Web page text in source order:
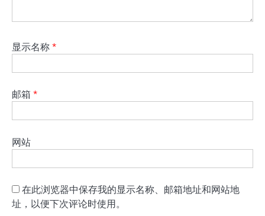
显示名称 *
邮箱 *
网站
在此浏览器中保存我的显示名称、邮箱地址和网站地
址，以便下次评论时使用。